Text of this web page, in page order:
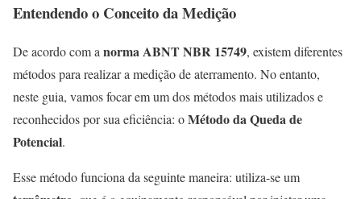
Entendendo o Conceito da Medição
De acordo com anorma ABNT NBR 15749, existem diferentes
métodos para realizar a medição de aterramento. No entanto,
neste guia, vamos focar em um dos métodos mais utilizados e
reconhecidos por sua eficiência: oMétodo da Queda de
Potencial.
Esse método funciona da seguinte maneira: utiliza-se um